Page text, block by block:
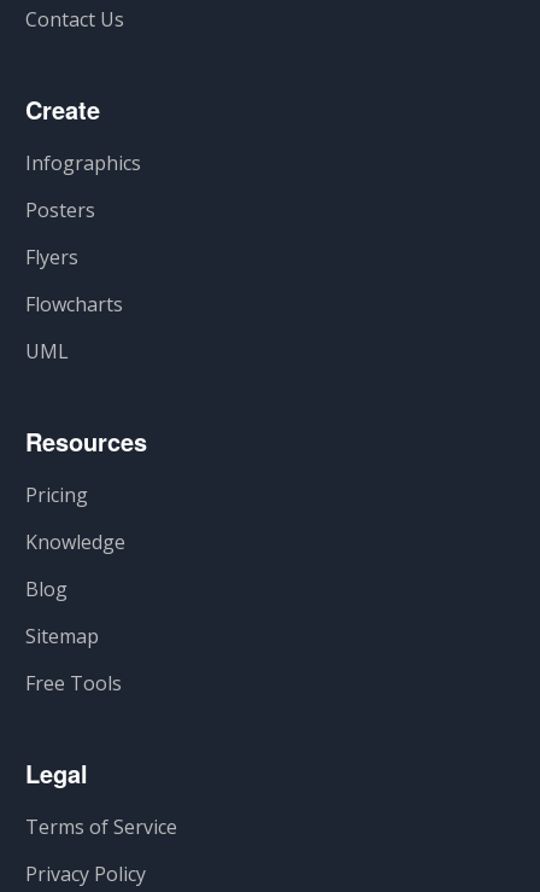
Contact Us
Create
Infographics
Posters
Flyers
Flowcharts
UML
Resources
Pricing
Knowledge
Blog
Sitemap
Free Tools
Legal
Terms of Service
Privacy Policy